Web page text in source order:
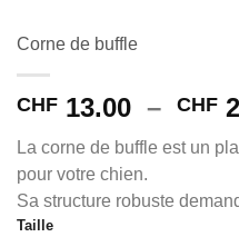
Corne de buffle
CHF 13.00 – CHF
La corne de buffle est un
pour votre chien.
Sa structure robuste
Taille
Alternative: